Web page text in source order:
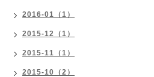
2016-01（1）
2015-12（1）
2015-11（1）
2015-10（2）